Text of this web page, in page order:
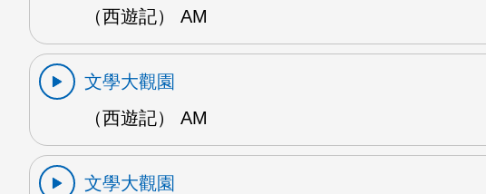
（西遊記） AM
文學大觀園
（西遊記） AM
文學大觀園